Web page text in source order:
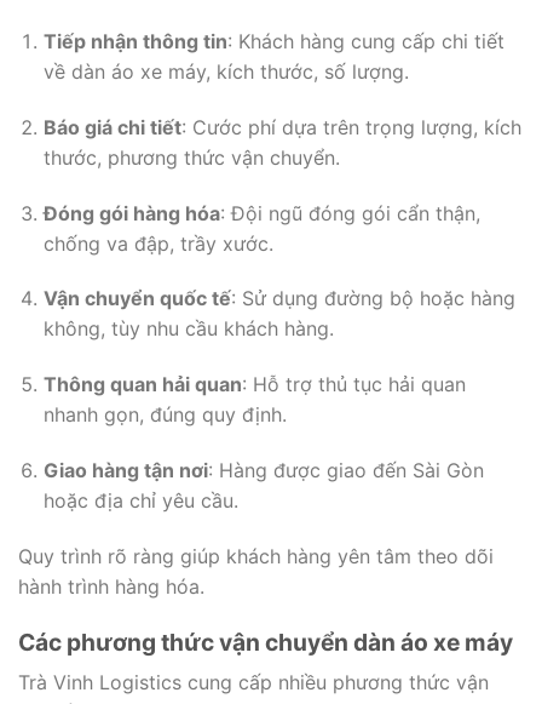
Tiếp nhận thông tin: Khách hàng cung cấp chi tiết
về dàn áo xe máy, kích thước, số lượng.
Báo giá chi tiết: Cước phí dựa trên trọng lượng, kích
thước, phương thức vận chuyển.
Đóng gói hàng hóa: Đội ngũ đóng gói cẩn thận,
chống va đập, trầy xước.
Vận chuyển quốc tế: Sử dụng đường bộ hoặc hàng
không, tùy nhu cầu khách hàng.
Thông quan hải quan: Hỗ trợ thủ tục hải quan
nhanh gọn, đúng quy định.
Giao hàng tận nơi: Hàng được giao đến Sài Gòn
hoặc địa chỉ yêu cầu.
Quy trình rõ ràng giúp khách hàng yên tâm theo dõi
hành trình hàng hóa.
Các phương thức vận chuyển dàn áo xe máy
Trà Vinh Logistics cung cấp nhiều phương thức vận